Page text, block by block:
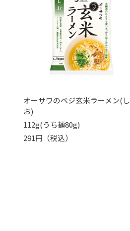
オーサワのベジ玄米ラーメン(し
お)
112g(うち麺80g)
291円（税込）